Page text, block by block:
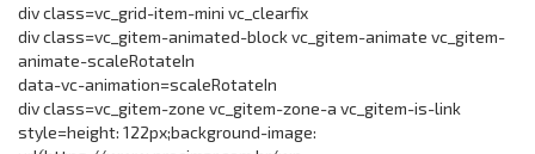
div class=vc_grid-item-mini vc_clearfix
div class=vc_gitem-animated-block vc_gitem-animate vc_gitem-
animate-scaleRotateIn
data-vc-animation=scaleRotateIn
div class=vc_gitem-zone vc_gitem-zone-a vc_gitem-is-link
style=height: 122px;background-image: